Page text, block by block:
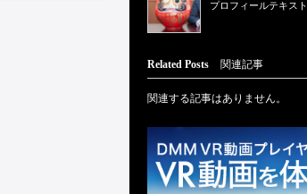
プロフィールテキスト
Related Posts 関連記事
関連する記事はありません。